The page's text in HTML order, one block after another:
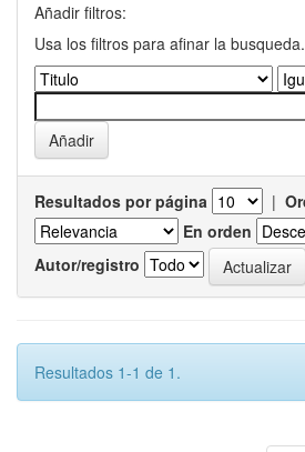
Añadir filtros:
Usa los filtros para afinar la busqueda.
Resultados por página |
En orden
Autor/registro
Resultados 1-1 de 1.